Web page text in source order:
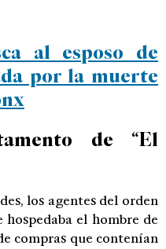
al esposo de
por la muerte
de “El
los agentes del orden
el hombre de
compras que contenían